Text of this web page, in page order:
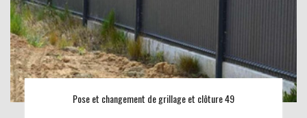
Pose et changement de grillage et clôture 49